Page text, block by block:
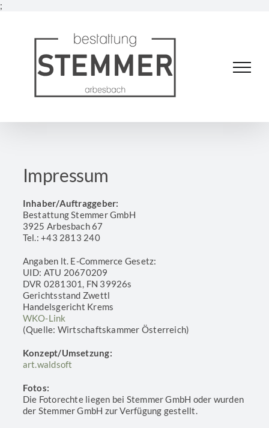
;
Impressum
Inhaber/Auftraggeber:
Bestattung Stemmer GmbH
3925 Arbesbach 67
Tel.: +43 2813 240
Angaben lt. E-Commerce Gesetz:
UID: ATU 20670209
DVR 0281301, FN 39926s
Gerichtsstand Zwettl
Handelsgericht Krems
WKO-Link
(Quelle: Wirtschaftskammer Österreich)
Konzept/Umsetzung:
art.waldsoft
Fotos:
Die Fotorechte liegen bei Stemmer GmbH oder wurden
der Stemmer GmbH zur Verfügung gestellt.